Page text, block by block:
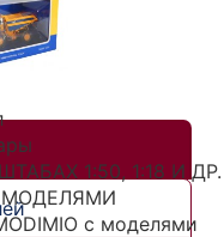
1:50, 1:18 И ДР.
с моделями